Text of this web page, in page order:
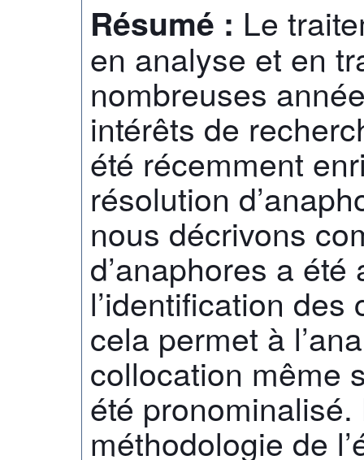
Résumé : Le
en analyse et en
nombreuses
intérêts de
été récemment
résolution
nous décrivons
d’anaphores a
l’identification
cela permet à
collocation même
été
méthodologie de